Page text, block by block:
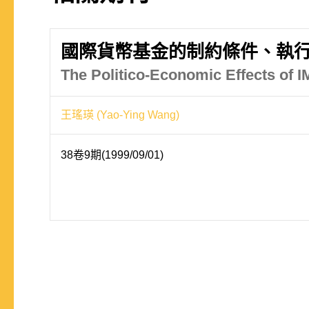
國際貨幣基金的制約條件、執
The Politico-Economic Effects of
王瑤瑛 (Yao-Ying Wang)
38卷9期(1999/09/01)